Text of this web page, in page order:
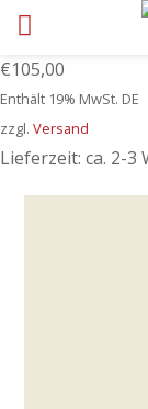
€105,00
Enthält 19% MwSt. DE
zzgl. Versand
Lieferzeit: ca. 2-3